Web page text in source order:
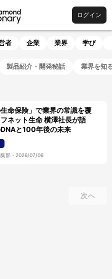
ログイン
者 企業 業界 学び
製品紹介・開発秘話 業界を知
生命保険」で業界の常識を覆
ネット生命 横澤社長が語
と100年後の未来
部・ 2026/07/06
次へ